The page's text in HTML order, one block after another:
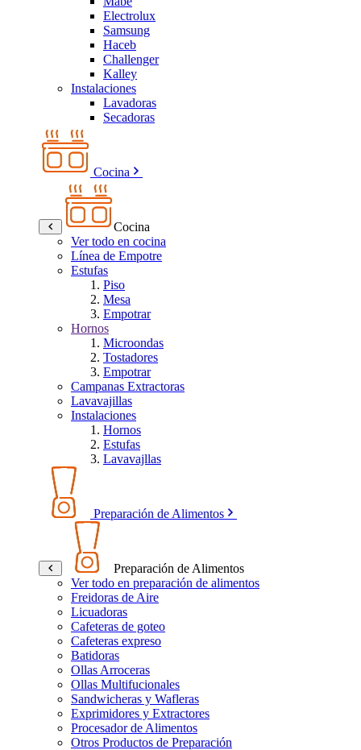
Electrolux
Samsung
Haceb
Challenger
Kalley
Instalaciones
Lavadoras
Secadoras
Cocina
Cocina
Ver todo en cocina
Línea de Empotre
Estufas
Piso
Mesa
Empotrar
Hornos
Microondas
Tostadores
Empotrar
Campanas Extractoras
Lavavajillas
Instalaciones
Hornos
Estufas
Lavavajllas
Preparación de Alimentos
Preparación de Alimentos
Ver todo en preparación de alimentos
Freidoras de Aire
Licuadoras
Cafeteras de goteo
Cafeteras expreso
Batidoras
Ollas Arroceras
Ollas Multifucionales
Sandwicheras y Wafleras
Exprimidores y Extractores
Procesador de Alimentos
Otros Productos de Preparación